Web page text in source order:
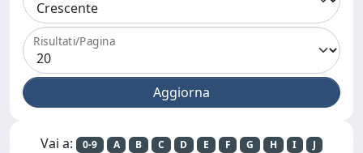
Risultati/Pagina
Vai a: 0-9 A B C D E F G H I
J